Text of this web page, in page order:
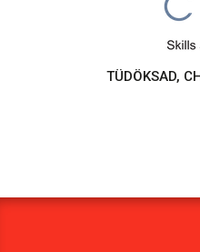
TÜDÖKSAD,